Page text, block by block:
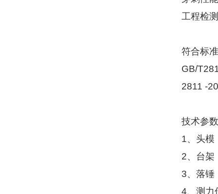
工程检
符合标
GB/
2811 -
技术参
1、头模
2、台架
3、落锤
4、测力